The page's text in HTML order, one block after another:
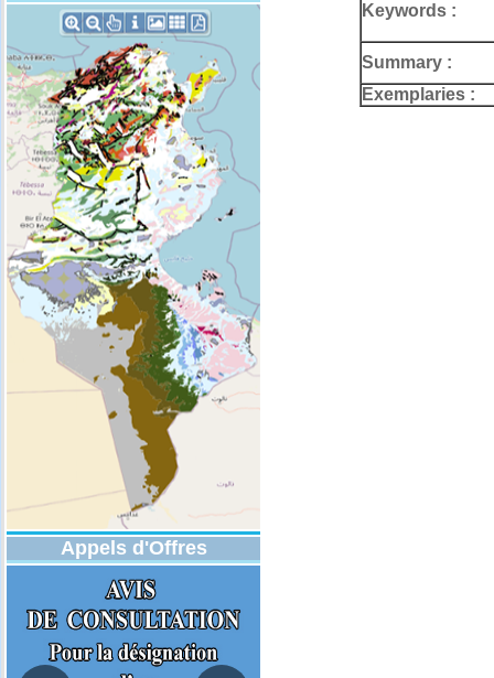
Appels d'Offres
Keywords :
Summary :
Exemplaries :